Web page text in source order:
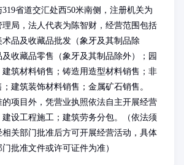
省道交汇处西50米南侧，注册机关为
局，法人代表为陈智财，经营范围包括
品及收藏品批发（象牙及其制品除
收藏品零售（象牙及其制品除外）；园
筑材料销售；铸造用造型材料销售；非
建筑装饰材料销售；金属矿石销售。
的项目外，凭营业执照依法自主开展经营
设工程施工；建筑劳务分包。（依法须
关部门批准后方可开展经营活动，具体
批准文件或许可证件为准）